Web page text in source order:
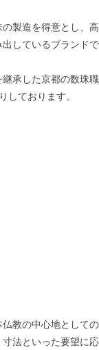
製造を得意とし、
しているブランドで
承した京都の数珠
しております。
教の中心地として
法といった要望に